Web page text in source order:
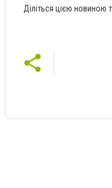
Діліться цією новиною